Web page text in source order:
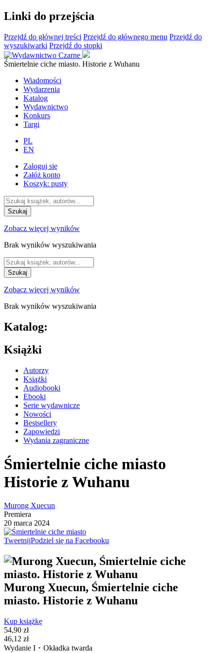
Linki do przejścia
Przejdź do głównej treści Przejdź do głównego menu Przejdź do
wyszukiwarki Przejdź do stopki
Śmiertelnie ciche miasto. Historie z Wuhanu
Wiadomości
Wydarzenia
Katalog
Wydawnictwo
Konkurs
Targi
PL
EN
Zaloguj się
Załóż konto
Koszyk: pusty
Szukaj
Zobacz więcej wyników
Brak wyników wyszukiwania
Szukaj
Zobacz więcej wyników
Brak wyników wyszukiwania
Katalog:
Książki
Autorzy
Książki
Audiobooki
Ebooki
Serie wydawnicze
Nowości
Bestsellery
Zapowiedzi
Wydania zagraniczne
Śmiertelnie ciche miasto
Historie z Wuhanu
Murong Xuecun
Premiera
20 marca 2024
TweetnijPodziel się na Facebooku
Murong Xuecun, Śmiertelnie ciche
miasto. Historie z Wuhanu
Kup książkę
54,90 zł
46,12 zł
Wydanie I・Okładka twarda